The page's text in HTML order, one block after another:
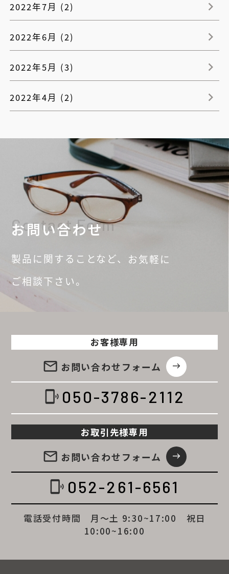
2022年7月 (2)
2022年6月 (2)
2022年5月 (3)
2022年4月 (2)
お問い合わせ
Contact Form
製品に関することなど、 お気軽に
ご相談下さい。
お客様専用
email お問い合わせフォーム east
phonelink_ring 050-3786-2112
お取引先様専用
email お問い合わせフォーム east
phonelink_ring 052-261-6561
電話受付時間 月～土 9:30~17:00 祝日
10:00~16:00